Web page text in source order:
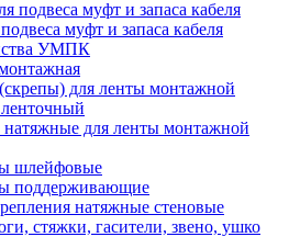
муфт и запаса кабеля
УМПК
для ленты монтажной
для ленты монтажной
шлейфовые
поддерживающие
натяжные стеновые
стяжки, гасители, звено, ушко